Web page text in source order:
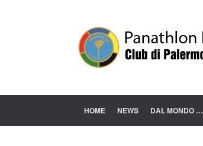
HOME NEWS DAL MONDO …